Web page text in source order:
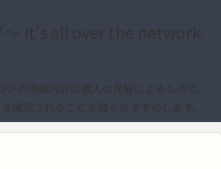
It's all over the network.
の掲載内容は個人の見解によるもので、
確認されることを強くおすすめします。